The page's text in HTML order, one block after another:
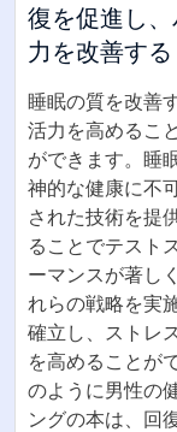
復を促進し
力を改善する
睡眠の質を改善
活力を高めるこ
ができます。睡
神的な健康に不
された技術を提
ることでテスト
ーマンスが著し
れらの戦略を実
確立し、ストレ
を高めることが
のように男性の
ングの本は、回